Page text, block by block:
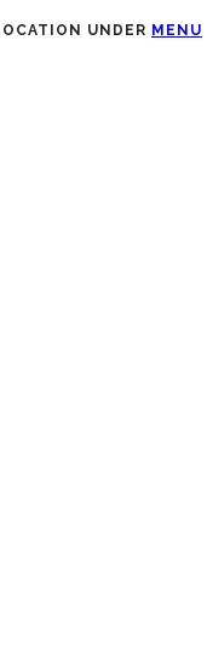
UNDER MENU